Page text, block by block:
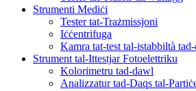
Strumenti Mediċi
Tester tat-Trażmissjoni
Iċċentrifuga
Kamra tat-test tal-istabbiltà
Strument tal-Ittestjar Fotoelettriku
Kolorimetru tad-dawl
Analizzatur tad-Daqs tal-